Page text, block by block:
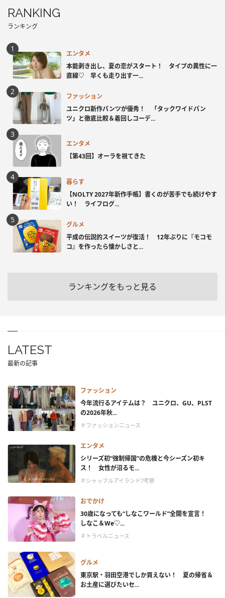
RANKING
ランキング
エンタメ
本能剥き出し、夏の恋がスタート！ タイプの異性に一
直線♡ 早くも走り出す一...
ファッション
ユニクロ新作パンツが優秀！ 「タックワイドパン
ツ」と徹底比較＆着回しコーデ...
エンタメ
【第43回】オーラを視てきた
暮らす
【NOLTY 2027年新作手帳】書くのが苦手でも続けやす
い！ ライフログ...
グルメ
平成の伝説的スイーツが復活！ 12年ぶりに『モコモ
コ』を作ったら懐かしさと...
ランキングをもっと見る
LATEST
最新の記事
ファッション
今年流行るアイテムは？ ユニクロ、GU、PLST
の2026年秋...
＃ファッションニュース
エンタメ
シリーズ初“強制帰国”の危機と今シーズン初キ
ス！ 女性が沼るモ...
＃シャッフルアイランド7考察
おでかけ
30歳になっても“しなこワールド”全開を宣言！
しなこ＆We♡...
＃トラベルニュース
グルメ
東京駅・羽田空港でしか買えない！ 夏の帰省＆
お土産に選びたいセ...